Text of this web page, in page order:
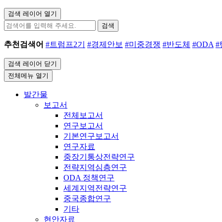
검색 레이어 열기
검색
추천검색어 #트럼프2기 #경제안보 #미중경쟁 #반도체 #ODA #
검색 레이어 닫기
전체메뉴 열기
발간물
보고서
전체보고서
연구보고서
기본연구보고서
연구자료
중장기통상전략연구
전략지역심층연구
ODA 정책연구
세계지역전략연구
중국종합연구
기타
현안자료